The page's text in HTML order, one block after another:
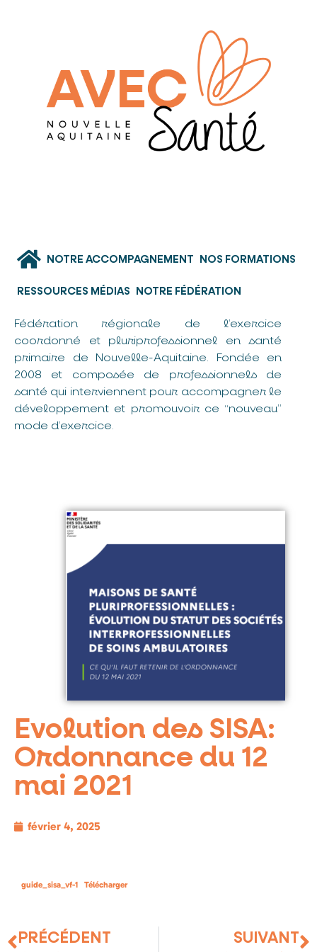
NOTRE ACCOMPAGNEMENT NOS FORMATIONS
RESSOURCES MÉDIAS NOTRE FÉDÉRATION
Fédération régionale de l’exercice
coordonné et pluriprofessionnel en santé
primaire de Nouvelle-Aquitaine. Fondée en
2008 et composée de professionnels de
santé qui interviennent pour accompagner le
développement et promouvoir ce “nouveau”
mode d’exercice.
Evolution des SISA:
Ordonnance du 12
mai 2021
février 4, 2025
guide_sisa_vf-1 Télécharger
PRÉCÉDENT SUIVANT